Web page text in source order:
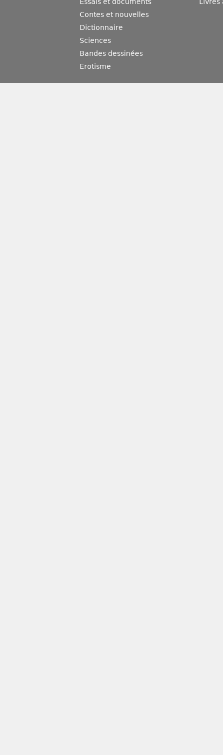
Essais et documents
Contes et nouvelles
Dictionnaire
Sciences
Bandes dessinées
Erotisme
Livres